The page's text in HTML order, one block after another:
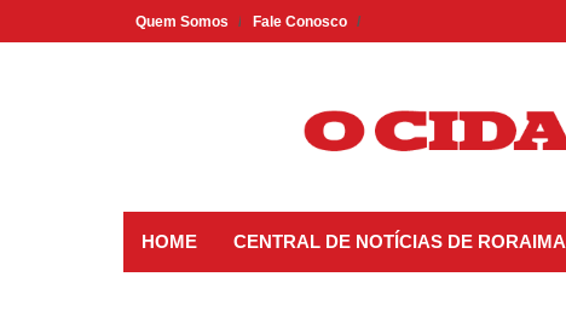
to
Quem Somos Fale Conosco
HOME CENTRAL DE NOTÍCIAS DE RORAIMA